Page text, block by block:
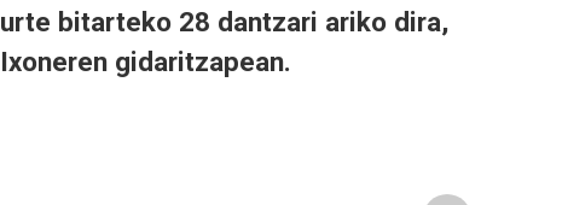
urte bitarteko 28 dantzari ariko dira,
Ixoneren gidaritzapean.